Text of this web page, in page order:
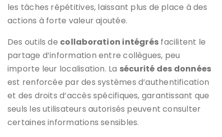
les tâches répétitives, laissant plus de place à des
actions à forte valeur ajoutée.
Des outils de collaboration intégrés facilitent le
partage d’information entre collègues, peu
importe leur localisation. La sécurité des données
est renforcée par des systèmes d’authentification
et des droits d’accès spécifiques, garantissant que
seuls les utilisateurs autorisés peuvent consulter
certaines informations sensibles.